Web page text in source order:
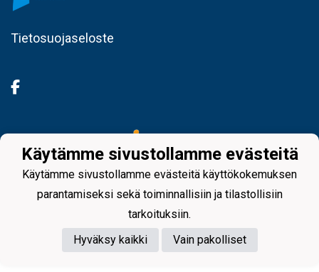
Tietosuojaseloste
Käytämme sivustollamme evästeitä
Käytämme sivustollamme evästeitä käyttökokemuksen
parantamiseksi sekä toiminnallisiin ja tilastollisiin
tarkoituksiin.
Hyväksy kaikki
Vain pakolliset